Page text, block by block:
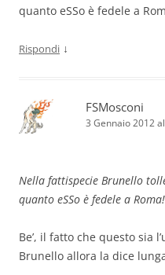
quanto eSSo è fedele a
Rispondi ↓
FSMosconi
3 Gennaio 2012
Nella fattispecie Brunello
quanto eSSo è fedele a Roma!
Be’, il fatto che questo sia
Brunello allora la dice